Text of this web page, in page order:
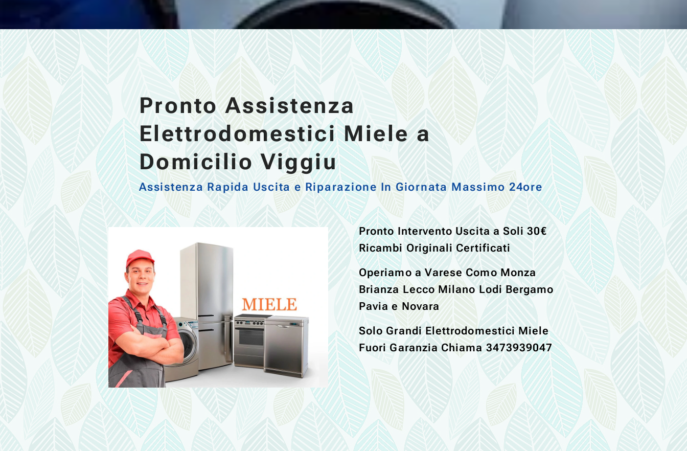
Pronto Assistenza
Elettrodomestici Miele a
Domicilio Viggiu
Assistenza Rapida Uscita e Riparazione In Giornata Massimo 24ore
Pronto Intervento Uscita a Soli 30€
Ricambi Originali Certificati
Operiamo a Varese Como Monza
Brianza Lecco Milano Lodi Bergamo
Pavia e Novara
Solo Grandi Elettrodomestici Miele
Fuori Garanzia Chiama 3473939047